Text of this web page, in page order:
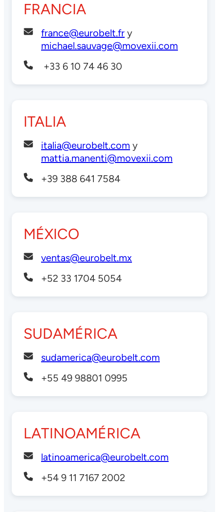
FRANCIA
france@eurobelt.fr y
michael.sauvage@movexii.com
+33 6 10 74 46 30
ITALIA
italia@eurobelt.com y
mattia.manenti@movexii.com
+39 388 641 7584
MÉXICO
ventas@eurobelt.mx
+52 33 1704 5054
SUDAMÉRICA
sudamerica@eurobelt.com
+55 49 98801 0995
LATINOAMÉRICA
latinoamerica@eurobelt.com
+54 9 11 7167 2002